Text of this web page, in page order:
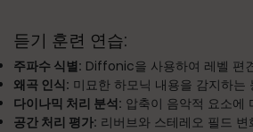
듣기 훈련 연습:
주파수 식별: Diffonic을 사용하여 레벨 편
왜곡 인식: 미묘한 하모닉 내용을 감지하는
다이나믹 처리 분석: 압축이 음악적 요소에
공간 처리 평가: 리버브와 스테레오 필드